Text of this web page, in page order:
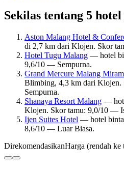
Sekilas tentang 5
Aston Malang Hotel &
di 2,7 km dari Klojen. Skor
Hotel Tugu Malang — hotel
9,6/10 — Sempurna.
Grand Mercure Malang
Blimbing, 4,3 km dari
Sempurna.
Shanaya Resort Malang —
Klojen. Skor tamu: 9,0/10 —
Ijen Suites Hotel — hotel
8,6/10 — Luar Biasa.
DirekomendasikanHarga (rendah ke